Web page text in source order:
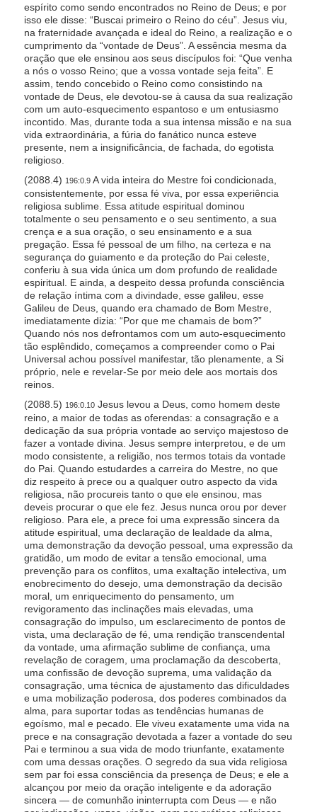
espírito como sendo encontrados no Reino de Deus; e por
isso ele disse: “Buscai primeiro o Reino do céu”. Jesus viu,
na fraternidade avançada e ideal do Reino, a realização e o
cumprimento da “vontade de Deus”. A essência mesma da
oração que ele ensinou aos seus discípulos foi: “Que venha
a nós o vosso Reino; que a vossa vontade seja feita”. E
assim, tendo concebido o Reino como consistindo na
vontade de Deus, ele devotou-se à causa da sua realização
com um auto-esquecimento espantoso e um entusiasmo
incontido. Mas, durante toda a sua intensa missão e na sua
vida extraordinária, a fúria do fanático nunca esteve
presente, nem a insignificância, de fachada, do egotista
religioso.
(2088.4) 196:0.9A vida inteira do Mestre foi condicionada,
consistentemente, por essa fé viva, por essa experiência
religiosa sublime. Essa atitude espiritual dominou
totalmente o seu pensamento e o seu sentimento, a sua
crença e a sua oração, o seu ensinamento e a sua
pregação. Essa fé pessoal de um filho, na certeza e na
segurança do guiamento e da proteção do Pai celeste,
conferiu à sua vida única um dom profundo de realidade
espiritual. E ainda, a despeito dessa profunda consciência
de relação íntima com a divindade, esse galileu, esse
Galileu de Deus, quando era chamado de Bom Mestre,
imediatamente dizia: “Por que me chamais de bom?”
Quando nós nos defrontamos com um auto-esquecimento
tão esplêndido, começamos a compreender como o Pai
Universal achou possível manifestar, tão plenamente, a Si
próprio, nele e revelar-Se por meio dele aos mortais dos
reinos.
(2088.5) 196:0.10Jesus levou a Deus, como homem deste
reino, a maior de todas as oferendas: a consagração e a
dedicação da sua própria vontade ao serviço majestoso de
fazer a vontade divina. Jesus sempre interpretou, e de um
modo consistente, a religião, nos termos totais da vontade
do Pai. Quando estudardes a carreira do Mestre, no que
diz respeito à prece ou a qualquer outro aspecto da vida
religiosa, não procureis tanto o que ele ensinou, mas
deveis procurar o que ele fez. Jesus nunca orou por dever
religioso. Para ele, a prece foi uma expressão sincera da
atitude espiritual, uma declaração de lealdade da alma,
uma demonstração da devoção pessoal, uma expressão da
gratidão, um modo de evitar a tensão emocional, uma
prevenção para os conflitos, uma exaltação intelectiva, um
enobrecimento do desejo, uma demonstração da decisão
moral, um enriquecimento do pensamento, um
revigoramento das inclinações mais elevadas, uma
consagração do impulso, um esclarecimento de pontos de
vista, uma declaração de fé, uma rendição transcendental
da vontade, uma afirmação sublime de confiança, uma
revelação de coragem, uma proclamação da descoberta,
uma confissão de devoção suprema, uma validação da
consagração, uma técnica de ajustamento das dificuldades
e uma mobilização poderosa, dos poderes combinados da
alma, para suportar todas as tendências humanas de
egoísmo, mal e pecado. Ele viveu exatamente uma vida na
prece e na consagração devotada a fazer a vontade do seu
Pai e terminou a sua vida de modo triunfante, exatamente
com uma dessas orações. O segredo da sua vida religiosa
sem par foi essa consciência da presença de Deus; e ele a
alcançou por meio da oração inteligente e da adoração
sincera — de comunhão ininterrupta com Deus — e não